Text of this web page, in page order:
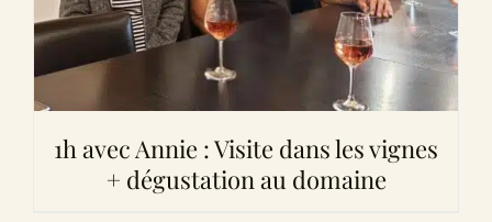
1h avec Annie : Visite dans les vignes
+ dégustation au domaine